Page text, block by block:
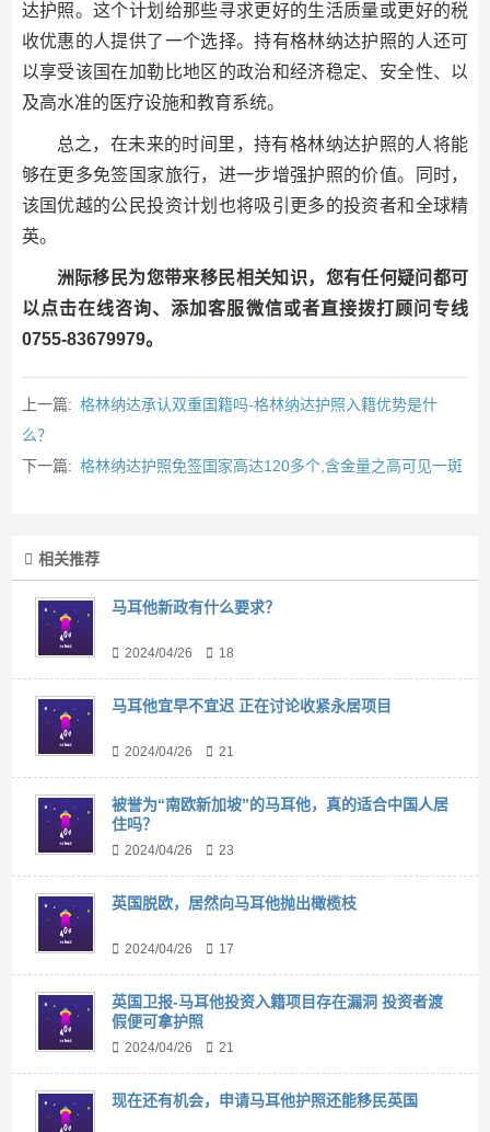
达护照。这个计划给那些寻求更好的生活质量或更好的税
收优惠的人提供了一个选择。持有格林纳达护照的人还可
以享受该国在加勒比地区的政治和经济稳定、安全性、以
及高水准的医疗设施和教育系统。
总之，在未来的时间里，持有格林纳达护照的人将能
够在更多免签国家旅行，进一步增强护照的价值。同时，
该国优越的公民投资计划也将吸引更多的投资者和全球精
英。
洲际移民为您带来移民相关知识，您有任何疑问都可
以点击在线咨询、添加客服微信或者直接拨打顾问专线
0755-83679979。
上一篇: 格林纳达承认双重国籍吗-格林纳达护照入籍优势是什
么？
下一篇: 格林纳达护照免签国家高达120多个,含金量之高可见一斑
相关推荐
马耳他新政有什么要求？
2024/04/26 18
马耳他宜早不宜迟 正在讨论收紧永居项目
2024/04/26 21
被誉为“南欧新加坡”的马耳他，真的适合中国人居
住吗？
2024/04/26 23
英国脱欧，居然向马耳他抛出橄榄枝
2024/04/26 17
英国卫报-马耳他投资入籍项目存在漏洞 投资者渡
假便可拿护照
2024/04/26 21
现在还有机会，申请马耳他护照还能移民英国